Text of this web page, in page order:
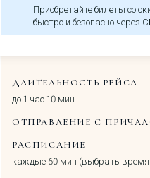
ДЛИТЕЛЬНОСТЬ РЕЙСА
до 1 час 10 мин
ОТПРАВЛЕНИЕ С
РАСПИСАНИЕ
каждые 60 мин (выбрать время
Приобретайте билеты со
быстро и безопасно через